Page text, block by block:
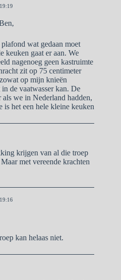
wat gedaan moet
keuken gaat er aan. We
nagenoeg geen kastruimte
zit op 75 centimeter
op mijn knieën
de vaatwasser kan. De
we in Nederland hadden,
is het een hele kleine keuken
krijgen van al die troep
met vereende krachten
kan helaas niet.